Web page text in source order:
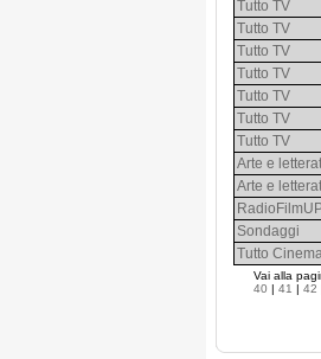
Tutto TV
Tutto TV
Tutto TV
Tutto TV
Tutto TV
Tutto TV
Tutto TV
Arte e
Arte e
Sondaggi
Tutto
Vai alla
40 | 41 | 42